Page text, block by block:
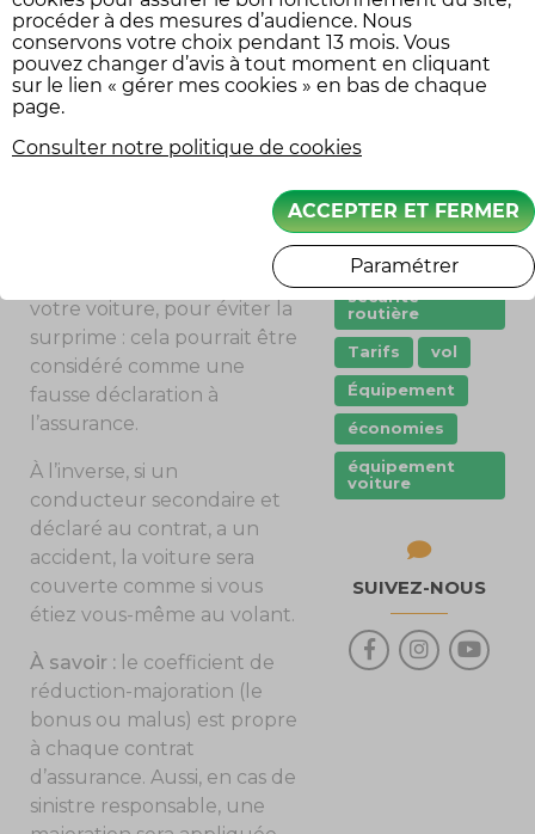
d’assurance… sauf s’il s’agit
d’un conducteur novice.
Dans ce cas, une surprime
sera généralement
appliquée.
Mais ne prenez pas le risque
votre voiture, pour éviter la
surprime : cela pourrait être
considéré comme une
fausse déclaration à
l’assurance.
À l’inverse, si un
conducteur secondaire et
déclaré au contrat, a un
accident, la voiture sera
couverte comme si vous
étiez vous-même au volant.
À savoir : le coefficient de
réduction-majoration (le
bonus ou malus) est propre
à chaque contrat
d’assurance. Aussi, en cas de
sinistre responsable, une
points
Prêt de véhicule
remorque
stationnement
sécurité
sécurité
routière
Tarifs
vol
Équipement
économies
équipement
voiture
SUIVEZ-NOUS
procéder à des mesures d’audience. Nous
conservons votre choix pendant 13 mois. Vous
pouvez changer d’avis à tout moment en cliquant
sur le lien « gérer mes cookies » en bas de chaque
page.
Consulter notre politique de cookies
ACCEPTER ET FERMER
Paramétrer